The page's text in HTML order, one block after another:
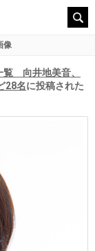
像
覧 向井地美音、
28名に投稿された